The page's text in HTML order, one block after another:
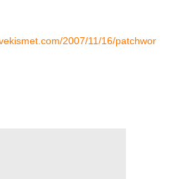
2007/11/16/patchwor